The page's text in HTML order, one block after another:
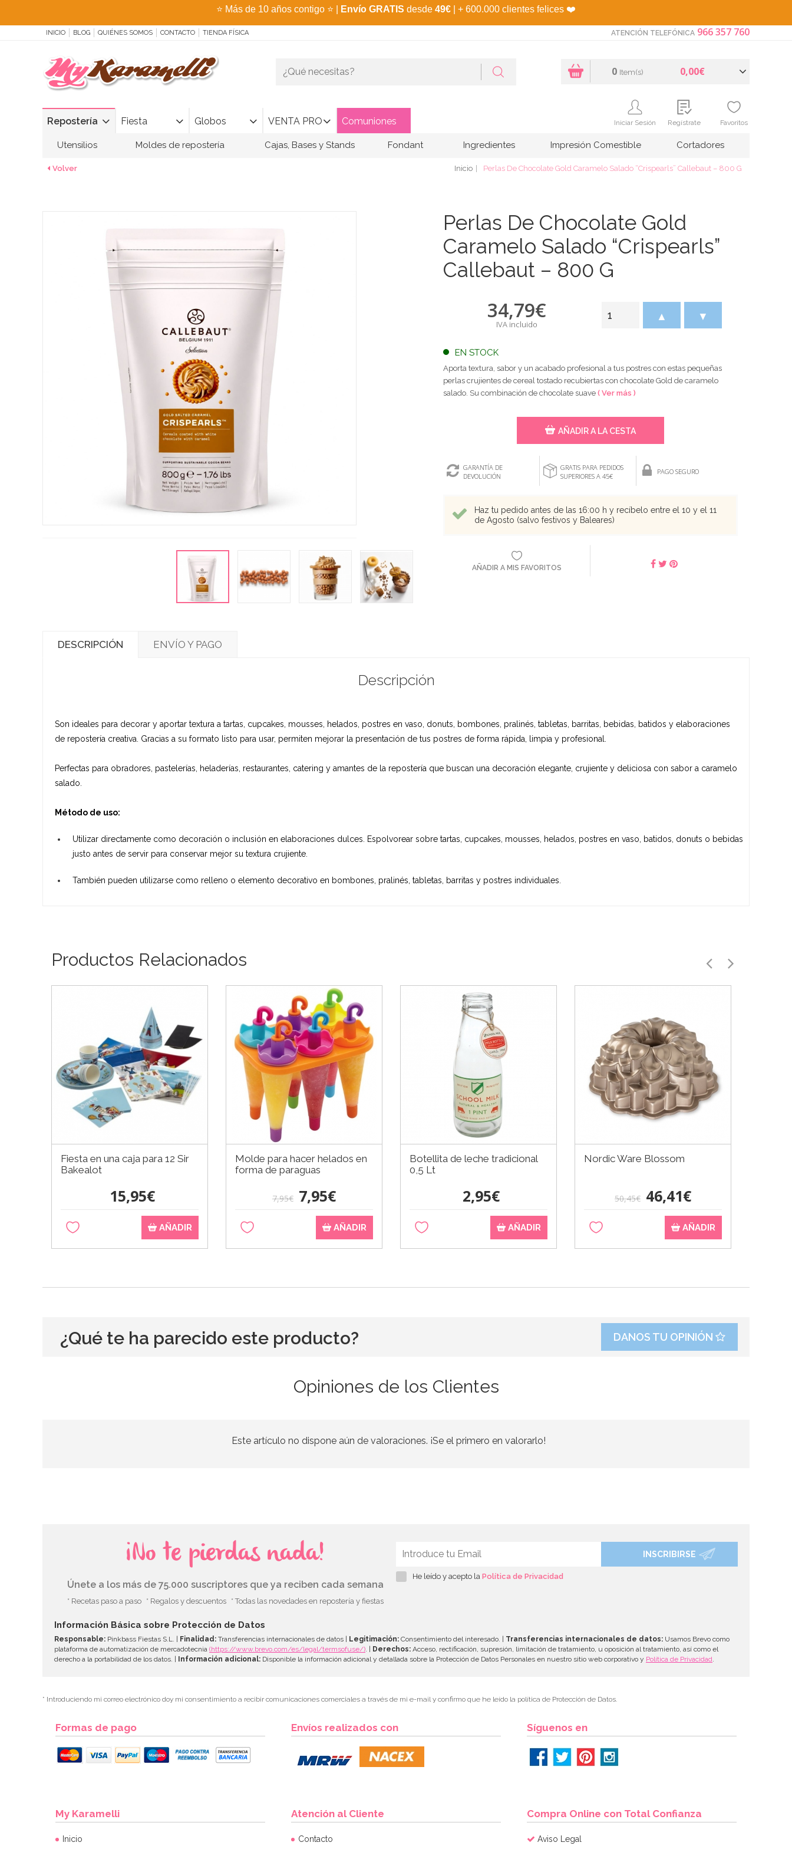
⭐ Más de 10 años contigo ⭐ Envío GRATIS desde 49€ | + 600.000 clientes felices ❤️
INICIO BLOG QUIÉNES SOMOS CONTACTO TIENDA FÍSICA ATENCIÓN TELEFÓNICA 966 357 760
Repostería Fiesta Globos VENTA PRO Comuniones
0 Item(s) 0,00€
Iniciar Sesión Regístrate Favoritos
Utensilios Moldes de repostería Cajas, Bases y Stands Fondant Ingredientes Impresión Comestible Cortadores
Volver Inicio Perlas De Chocolate Gold Caramelo Salado “Crispearls” Callebaut – 800 G
Perlas De Chocolate Gold
Caramelo Salado “Crispearls”
Callebaut – 800 G
34,79€
IVA incluido
EN STOCK
▲ ▼
Aporta textura, sabor y un acabado profesional a tus postres con estas pequeñas
perlas crujientes de cereal tostado recubiertas con chocolate Gold de caramelo
salado. Su combinación de chocolate suave ( Ver más )
AÑADIR A LA CESTA
GARANTÍA DE
DEVOLUCIÓN
GRATIS PARA PEDIDOS
SUPERIORES A 45€
PAGO SEGURO
Haz tu pedido antes de las 16:00 h y recíbelo entre el 10 y el 11
de Agosto (salvo festivos y Baleares)
AÑADIR A MIS FAVORITOS
DESCRIPCIÓN ENVÍO Y PAGO
Descripción
Son ideales para decorar y aportar textura a tartas, cupcakes, mousses, helados, postres en vaso, donuts, bombones, pralinés, tabletas, barritas, bebidas, batidos y elaboraciones
de repostería creativa. Gracias a su formato listo para usar, permiten mejorar la presentación de tus postres de forma rápida, limpia y profesional.
Perfectas para obradores, pastelerías, heladerías, restaurantes, catering y amantes de la repostería que buscan una decoración elegante, crujiente y deliciosa con sabor a caramelo
salado.
Método de uso:
Utilizar directamente como decoración o inclusión en elaboraciones dulces. Espolvorear sobre tartas, cupcakes, mousses, helados, postres en vaso, batidos, donuts o bebidas
justo antes de servir para conservar mejor su textura crujiente.
También pueden utilizarse como relleno o elemento decorativo en bombones, pralinés, tabletas, barritas y postres individuales.
Productos Relacionados
Fiesta en una caja para 12 Sir
Bakealot
15,95€
AÑADIR
Molde para hacer helados en
forma de paraguas
7,95€ 7,95€
AÑADIR
Botellita de leche tradicional
0,5 Lt
2,95€
AÑADIR
Nordic Ware Blossom
50,45€ 46,41€
AÑADIR
¿Qué te ha parecido este producto? DANOS TU OPINIÓN
Opiniones de los Clientes
Este artículo no dispone aún de valoraciones. ¡Se el primero en valorarlo!
¡No te pierdas nada!
Únete a los más de 75.000 suscriptores que ya reciben cada semana
* Recetas paso a paso * Regalos y descuentos * Todas las novedades en repostería y fiestas
INSCRIBIRSE
He leído y acepto la Política de Privacidad
Información Básica sobre Protección de Datos
Responsable: Pinkbass Fiestas S.L. | Finalidad: Transferencias internacionales de datos | Legitimación: Consentimiento del interesado. | Transferencias internacionales de datos: Usamos Brevo como
plataforma de automatización de mercadotecnia (https://www.brevo.com/es/legal/termsofuse/) . | Derechos: Acceso, rectificación, supresión, limitación de tratamiento, u oposición al tratamiento, así como el
derecho a la portabilidad de los datos. | Información adicional: Disponible la información adicional y detallada sobre la Protección de Datos Personales en nuestro sitio web corporativo y Política de Privacidad
* Introduciendo mi correo electrónico doy mi consentimiento a recibir comunicaciones comerciales a través de mi e-mail y confirmo que he leído la política de Protección de Datos.
Formas de pago Envíos realizados con Síguenos en
My Karamelli
Inicio
Atención al Cliente
Contacto
Compra Online con Total Confianza
Aviso Legal